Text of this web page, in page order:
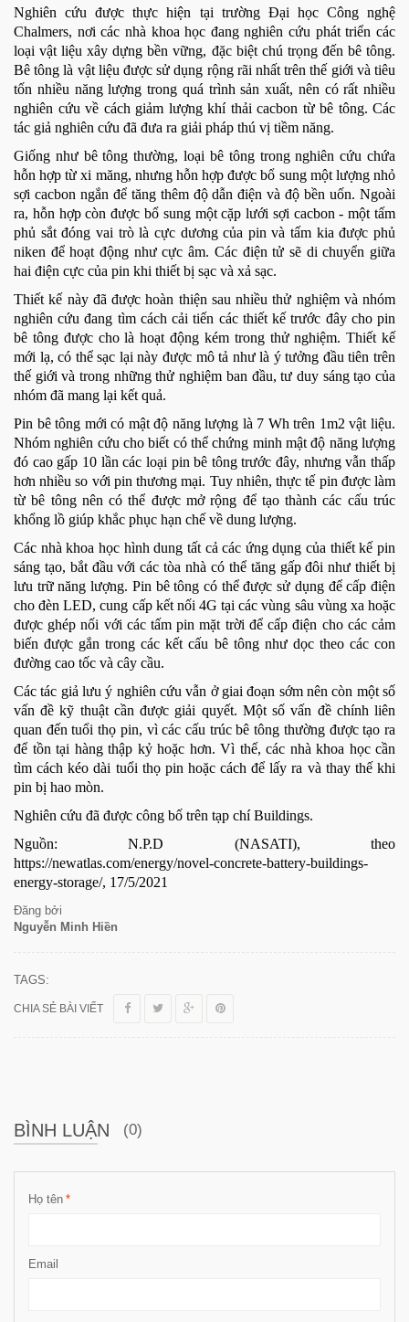
Nghiên cứu được thực hiện tại trường Đại học Công nghệ
Chalmers, nơi các nhà khoa học đang nghiên cứu phát triển các
loại vật liệu xây dựng bền vững, đặc biệt chú trọng đến bê tông.
Bê tông là vật liệu được sử dụng rộng rãi nhất trên thế giới và tiêu
tốn nhiều năng lượng trong quá trình sản xuất, nên có rất nhiều
nghiên cứu về cách giảm lượng khí thải cacbon từ bê tông. Các
tác giả nghiên cứu đã đưa ra giải pháp thú vị tiềm năng.
Giống như bê tông thường, loại bê tông trong nghiên cứu chứa
hỗn hợp từ xi măng, nhưng hỗn hợp được bổ sung một lượng nhỏ
sợi cacbon ngắn để tăng thêm độ dẫn điện và độ bền uốn. Ngoài
ra, hỗn hợp còn được bổ sung một cặp lưới sợi cacbon - một tấm
phủ sắt đóng vai trò là cực dương của pin và tấm kia được phủ
niken để hoạt động như cực âm. Các điện tử sẽ di chuyển giữa
hai điện cực của pin khi thiết bị sạc và xả sạc.
Thiết kế này đã được hoàn thiện sau nhiều thử nghiệm và nhóm
nghiên cứu đang tìm cách cải tiến các thiết kế trước đây cho pin
bê tông được cho là hoạt động kém trong thử nghiệm. Thiết kế
mới lạ, có thể sạc lại này được mô tả như là ý tưởng đầu tiên trên
thế giới và trong những thử nghiệm ban đầu, tư duy sáng tạo của
nhóm đã mang lại kết quả.
Pin bê tông mới có mật độ năng lượng là 7 Wh trên 1m2 vật liệu.
Nhóm nghiên cứu cho biết có thể chứng minh mật độ năng lượng
đó cao gấp 10 lần các loại pin bê tông trước đây, nhưng vẫn thấp
hơn nhiều so với pin thương mại. Tuy nhiên, thực tế pin được làm
từ bê tông nên có thể được mở rộng để tạo thành các cấu trúc
khổng lồ giúp khắc phục hạn chế về dung lượng.
Các nhà khoa học hình dung tất cả các ứng dụng của thiết kế pin
sáng tạo, bắt đầu với các tòa nhà có thể tăng gấp đôi như thiết bị
lưu trữ năng lượng. Pin bê tông có thể được sử dụng để cấp điện
cho đèn LED, cung cấp kết nối 4G tại các vùng sâu vùng xa hoặc
được ghép nối với các tấm pin mặt trời để cấp điện cho các cảm
biến được gắn trong các kết cấu bê tông như dọc theo các con
đường cao tốc và cây cầu.
Các tác giả lưu ý nghiên cứu vẫn ở giai đoạn sớm nên còn một số
vấn đề kỹ thuật cần được giải quyết. Một số vấn đề chính liên
quan đến tuổi thọ pin, vì các cấu trúc bê tông thường được tạo ra
để tồn tại hàng thập kỷ hoặc hơn. Vì thế, các nhà khoa học cần
tìm cách kéo dài tuổi thọ pin hoặc cách để lấy ra và thay thế khi
pin bị hao mòn.
Nghiên cứu đã được công bố trên tạp chí Buildings.
Nguồn: N.P.D (NASATI), theo
https://newatlas.com/energy/novel-concrete-battery-buildings-
energy-storage/, 17/5/2021
Đăng bởi
Nguyễn Minh Hiền
TAGS:
CHIA SẺ BÀI VIẾT
BÌNH LUẬN (0)
*
Họ tên
Email